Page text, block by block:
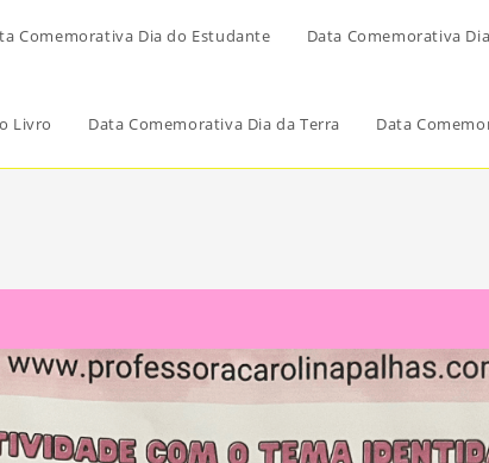
Comemorativa Dia do Estudante Data Comemorativa
Livro Data Comemorativa Dia da Terra Data